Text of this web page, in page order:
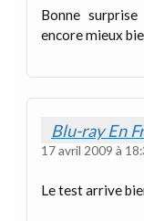
Bonne
encore mieux
Blu-ray En
17 avril 2009 à
Le test arrive